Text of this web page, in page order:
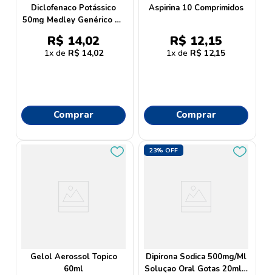
Diclofenaco Potássico
50mg Medley Genérico 20
Comprimidos
R$ 14,02
1 R$ 14,02
Comprar
Aspirina 10 Comprimidos
R$ 12,15
1 R$ 12,15
Comprar
Gelol Aerossol Topico
60ml
23% OFF
Dipirona Sodica 500mg/Ml
Soluçao Oral Gotas 20ml -